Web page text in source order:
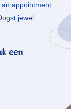
appointment
jewel.
een